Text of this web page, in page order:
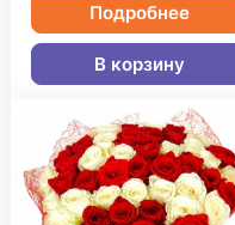
Подробнее
В корзину